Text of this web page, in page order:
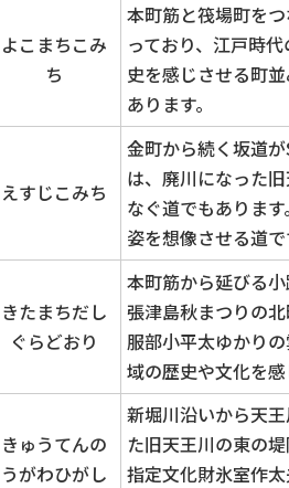
よこまちこみ
ち
本町筋と筏場町を
っており、江戸時
史を感じさせる町
あります。
えすじこみち
金町から続く坂道
は、廃川になった
なぐ道でもありま
姿を想像させる道
きたまちだし
ぐらどおり
本町筋から延びる
張津島秋まつりの
服部小平太ゆかり
域の歴史や文化を感
きゅうてんの
うがわひがし
新堀川沿いから天
た旧天王川の東の
指定文化財氷室作